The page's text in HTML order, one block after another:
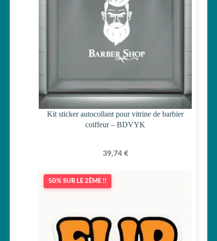
Kit sticker autocollant pour vitrine de barbier
coiffeur – BDVYK
39,74 €
50% SUR LE 2ÈME !!